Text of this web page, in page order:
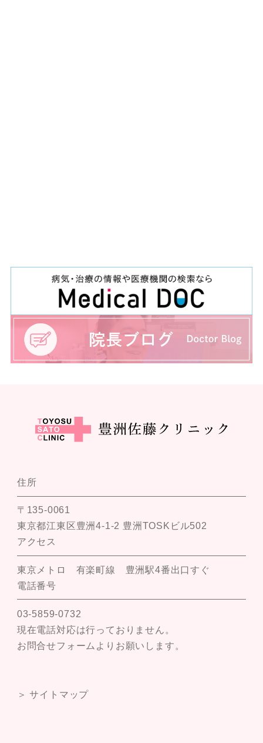
住所
〒135-0061
東京都江東区豊洲4-1-2 豊洲TOSKビル502
アクセス
東京メトロ 有楽町線 豊洲駅4番出口すぐ
電話番号
03-5859-0732
現在電話対応は行っておりません。
お問合せフォームよりお願いします。
＞ サイトマップ